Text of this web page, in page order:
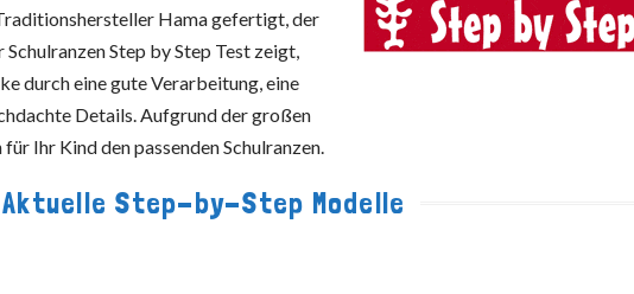
Hama gefertigt, der
Step by Step Test zeigt,
durch eine gute Verarbeitung, eine
Details. Aufgrund der großen
Ihr Kind den passenden Schulranzen.
Aktuelle Step-by-Step Modelle